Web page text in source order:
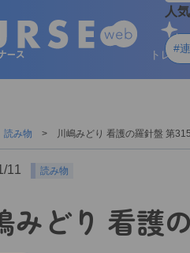
人
#
トレン
読み物 川嶋みどり 看護の羅針盤 第
11 読み物
みどり 看護